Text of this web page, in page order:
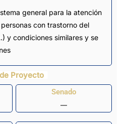
general para la atención
con trastorno del
y condiciones similares y se
Proyecto
Senado
—